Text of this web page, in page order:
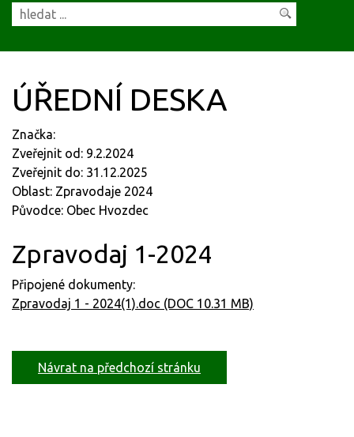
ÚŘEDNÍ DESKA
Značka:
Zveřejnit od: 9.2.2024
Zveřejnit do: 31.12.2025
Oblast: Zpravodaje 2024
Původce: Obec Hvozdec
Zpravodaj 1-2024
Připojené dokumenty:
Zpravodaj 1 - 2024(1).doc (DOC 10.31 MB)
Návrat na předchozí stránku